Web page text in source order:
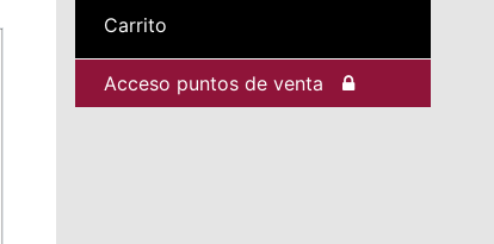
Carrito
Acceso puntos de venta